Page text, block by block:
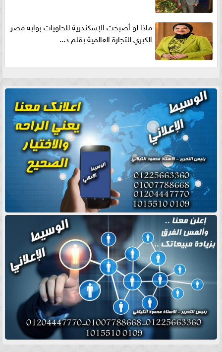
ماذا لو أصبحت الإسكندرية للحاويات بوابه مصر
الكبري للتجارة العالمية بقلم د...